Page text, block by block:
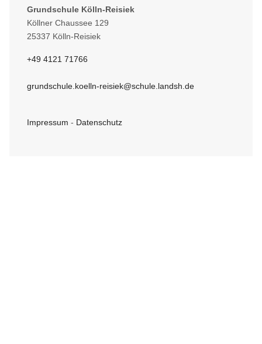
Grundschule Kölln-Reisiek
Köllner Chaussee 129
25337 Kölln-Reisiek
+49 4121 71766
grundschule.koelln-reisiek@schule.landsh.de
Impressum - Datenschutz